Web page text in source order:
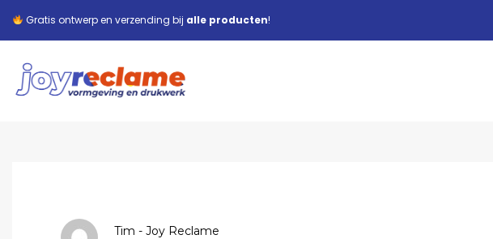
Gratis ontwerp en verzending bij alle producten!
Tim - Joy Reclame